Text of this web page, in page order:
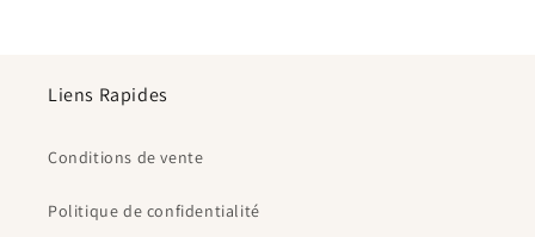
Liens Rapides
Conditions de vente
Politique de confidentialité